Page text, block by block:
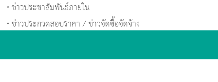
ข่าวประชาสัมพันธ์ภายใน
ข่าวประกวดสอบราคา / ข่าวจัดซื้อจัดจ้าง